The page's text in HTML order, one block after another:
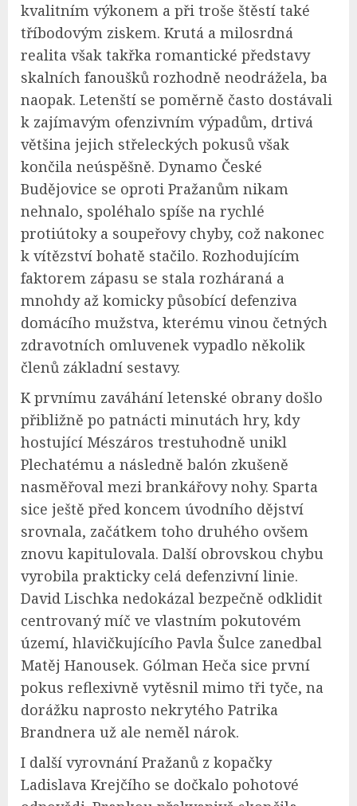
kvalitním výkonem a při troše štěstí také
tříbodovým ziskem. Krutá a milosrdná
realita však takřka romantické představy
skalních fanoušků rozhodně neodrážela, ba
naopak. Letenští se poměrně často dostávali
k zajímavým ofenzivním výpadům, drtivá
většina jejich střeleckých pokusů však
končila neúspěšně. Dynamo České
Budějovice se oproti Pražanům nikam
nehnalo, spoléhalo spíše na rychlé
protiútoky a soupeřovy chyby, což nakonec
k vítězství bohatě stačilo. Rozhodujícím
faktorem zápasu se stala rozháraná a
mnohdy až komicky působící defenziva
domácího mužstva, kterému vinou četných
zdravotních omluvenek vypadlo několik
členů základní sestavy.
K prvnímu zaváhání letenské obrany došlo
přibližně po patnácti minutách hry, kdy
hostující Mészáros trestuhodně unikl
Plechatému a následně balón zkušeně
nasměřoval mezi brankářovy nohy. Sparta
sice ještě před koncem úvodního dějství
srovnala, začátkem toho druhého ovšem
znovu kapitulovala. Další obrovskou chybu
vyrobila prakticky celá defenzivní linie.
David Lischka nedokázal bezpečně odklidit
centrovaný míč ve vlastním pokutovém
území, hlavičkujícího Pavla Šulce zanedbal
Matěj Hanousek. Gólman Heča sice první
pokus reflexivně vytěsnil mimo tři tyče, na
dorážku naprosto nekrytého Patrika
Brandnera už ale neměl nárok.
I další vyrovnání Pražanů z kopačky
Ladislava Krejčího se dočkalo pohotové